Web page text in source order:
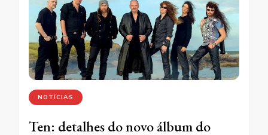
NOTÍCIAS
Ten: detalhes do novo álbum do